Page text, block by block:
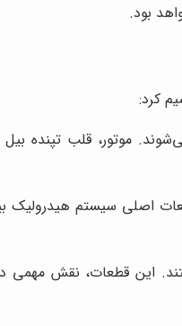
بود.
کرد:
موتور، قلب تپنده
اصلی سیستم هیدرولیک
این قطعات، نقش مهمی